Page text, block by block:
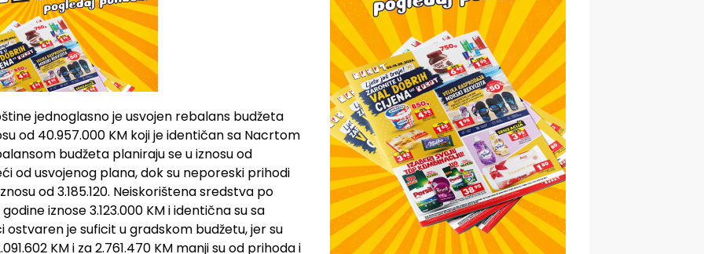
jednoglasno je usvojen rebalans budžeta
od 40.957.000 KM koji je identičan sa Nacrtom
budžeta planiraju se u iznosu od
od usvojenog plana, dok su neporeski prihodi
od 3.185.120. Neiskorištena sredstva po
iznose 3.123.000 KM i identična su sa
je suficit u gradskom budžetu, jer su
KM i za 2.761.470 KM manji su od prihoda i